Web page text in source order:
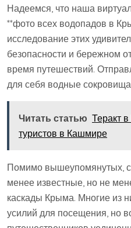
Надеемся‚ что наша
**фото всех водопадов в
исследование этих
безопасности и бережном
время путешествий.
для себя водные
Читать статью Теракт
туристов в Кашмире
Помимо вышеупомянутых‚
менее известные‚ но не
каскады Крыма. Многие из
усилий для посещения‚ но